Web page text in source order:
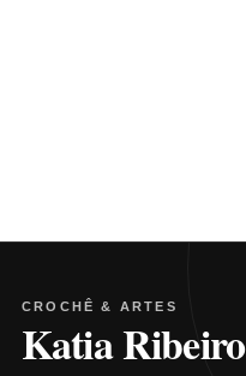
CROCHÊ & ARTES
Katia Ribeiro